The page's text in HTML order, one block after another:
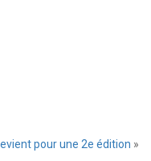
pour une 2e édition »